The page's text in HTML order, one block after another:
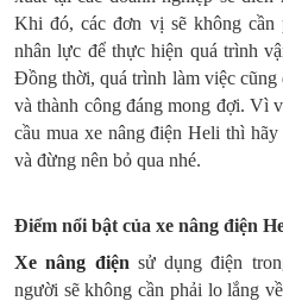
Khi đó, các đơn vị sẽ không cần
nhân lực để thực hiện quá trình
Đồng thời, quá trình làm việc cũng
và thành công đáng mong đợi. Vì
cầu mua xe nâng điện Heli thì
và đừng nên bỏ qua nhé.
Điểm nổi bật của xe nâng điện
Xe nâng điện sử dụng điện
người sẽ không cần phải lo lắng